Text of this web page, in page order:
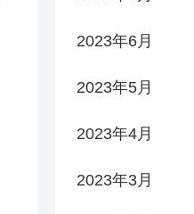
2023年6月
2023年5月
2023年4月
2023年3月